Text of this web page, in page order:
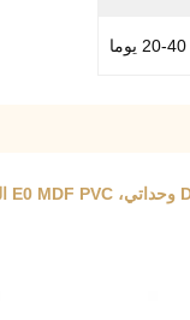
20-40 يوما